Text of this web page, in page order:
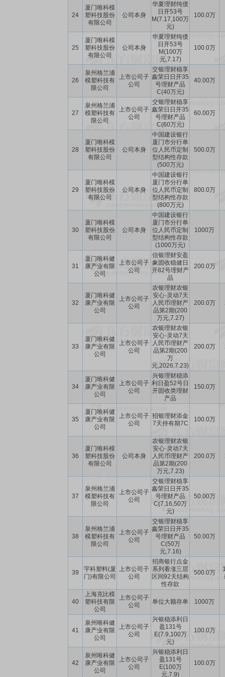
24
厦门唯科模
塑科技股份
有限公司
公司本身
华夏理财纯债
日开53号
M(7.17,100万
元)
100.0万
25
厦门唯科模
塑科技股份
有限公司
公司本身
华夏理财纯债
日开53号
M(100万
元,7.17)
100.0万
26
泉州格兰浦
模塑科技有
限公司
上市公司子
公司
交银理财稳享
鑫荣日日开35
号理财产品
C(40万元)
40.00万
27
泉州格兰浦
模塑科技有
限公司
上市公司子
公司
交银理财稳享
鑫荣日日开35
号理财产品
C(60万元)
60.00万
28
厦门唯科模
塑科技股份
有限公司
公司本身
中国建设银行
厦门市分行单
位人民币定制
型结构性存款
(500万元)
500.0万
29
厦门唯科模
塑科技股份
有限公司
公司本身
中国建设银行
厦门市分行单
位人民币定制
型结构性存款
(800万元)
800.0万
30
厦门唯科模
塑科技股份
有限公司
公司本身
中国建设银行
厦门市分行单
位人民币定制
型结构性存款
(1000万元)
1000万
31
厦门唯科健
康产业有限
公司
上市公司子
公司
信银理财安盈
象固收稳健日
开82号理财产
品
200.0万
32
厦门唯科健
康产业有限
公司
上市公司子
公司
农银理财农银
安心·灵动7天
人民币理财产
品第2期(200
万元,7.27)
200.0万
33
厦门唯科健
康产业有限
公司
上市公司子
公司
农银理财农银
安心·灵动7天
人民币理财产
品第2期(200
万
元,2026.7.23)
200.0万
34
厦门唯科健
康产业有限
公司
上市公司子
公司
兴银理财稳添
利日盈52号日
开固收类理财
产品
150.0万
35
厦门唯科健
康产业有限
公司
上市公司子
公司
招银理财添金
7天持有期7C
100.0万
36
厦门唯科模
塑科技股份
有限公司
公司本身
农银理财农银
安心·灵动7天
人民币理财产
品第2期(200
万元,7.23)
200.0万
37
泉州格兰浦
模塑科技有
限公司
上市公司子
公司
交银理财稳享
鑫荣日日开35
号理财产品
C(7.16,50万
元)
50.00万
38
泉州格兰浦
模塑科技有
限公司
上市公司子
公司
交银理财稳享
鑫荣日日开35
号理财产品
C(50万
元,7.16)
50.00万
39
宇科塑料(厦
门)有限公司
上市公司子
公司
招商银行点金
系列看涨三层
区间92天结构
性存款
500.0万
40
上海克比模
塑科技有限
公司
上市公司子
公司
单位大额存单 1000万
41
泉州唯科健
康产业有限
公司
上市公司子
公司
兴银稳添利日
盈131号
E(7.9,100万
元)
100.0万
42
泉州唯科健
康产业有限
公司
上市公司子
公司
兴银稳添利日
盈131号
E(100万
元,7.9)
100.0万